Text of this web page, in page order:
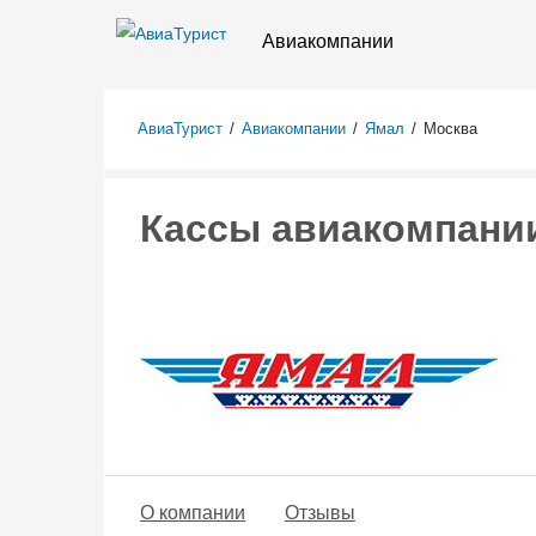
Авиакомпании
АвиаТурист / Авиакомпании / Ямал / Москва
Кассы
О компании Отзывы